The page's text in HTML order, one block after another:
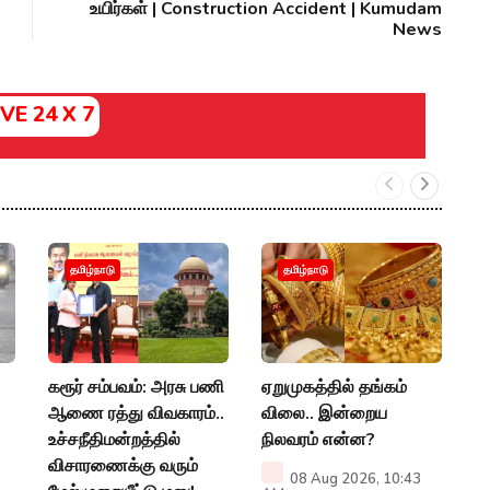
உயிர்கள் | Construction Accident | Kumudam
News
24 X 7
தமிழ்நாடு
கரூர் சம்பவம்: அரசு பணி
ஆணை ரத்து விவகாரம்..
உச்சநீதிமன்றத்தில்
விசாரணைக்கு வரும்
தமிழ்நாடு
ஏறுமுகத்தில் தங்கம்
விலை.. இன்றைய
நிலவரம் என்ன?
08 Aug 2026, 10:43